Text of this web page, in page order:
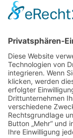
Auf Facebook teilen
Navigation
PUBLIC +
INTERIOR
BAUEN IM
BAUEN
YOUNG